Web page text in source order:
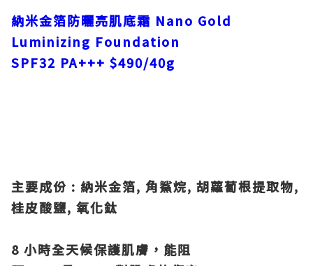
納米金箔防曬亮肌底霜 Nano Gold
Luminizing Foundation
SPF32 PA+++ $490/40g
主要成份 : 納米金箔, 角鯊烷, 胡蘿蔔根提取物,
桂皮酸鹽, 氧化鈦
8 小時全天候保護肌膚，能阻